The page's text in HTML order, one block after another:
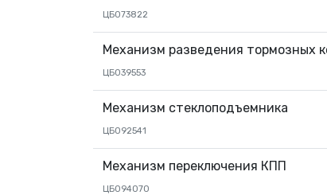
ЦБ073822
Механизм разведения тормозных
ЦБ039553
Механизм стеклоподъемника
ЦБ092541
Механизм переключения КПП
ЦБ094070